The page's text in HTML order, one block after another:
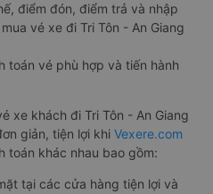
điểm đón, điểm trả và nhập
vé xe đi Tri Tôn - An Giang
toán vé phù hợp và tiến hành
xe khách đi Tri Tôn - An Giang
giản, tiện lợi khi Vexere.com
toán khác nhau bao gồm:
tại các cửa hàng tiện lợi và